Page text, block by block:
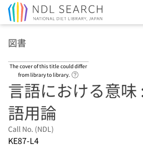
図書
The cover of this title could differ
from library to library.
言語における意味
語用論
Call No. (NDL)
KE87-L4